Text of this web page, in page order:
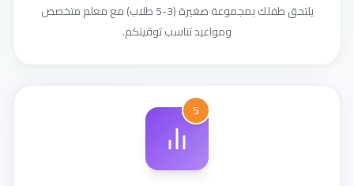
يلتحق طفلك بمجموعة صغيرة (3-5 طلاب) مع معلم متخصص
ومواعيد تناسب توقيتكم.
5